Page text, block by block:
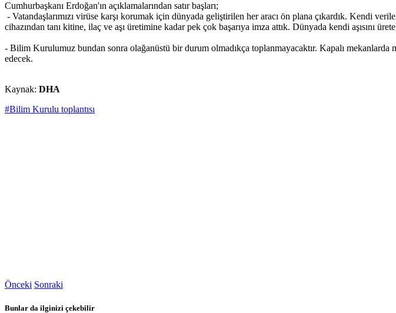
Cumhurbaşkanı Erdoğan'ın açıklamalarından satır başları;
- Vatandaşlarımızı virüse karşı korumak için dünyada geliştirilen her aracı ön plana çıkardık. Kendi
cihazından tanı kitine, ilaç ve aşı üretimine kadar pek çok başarıya imza attık. Dünyada kendi aşısını
- Bilim Kurulumuz bundan sonra olağanüstü bir durum olmadıkça toplanmayacaktır. Kapalı mekanlarda
edecek.
Kaynak: DHA
#Bilim Kurulu toplantısı
Önceki Sonraki
Bunlar da ilginizi çekebilir